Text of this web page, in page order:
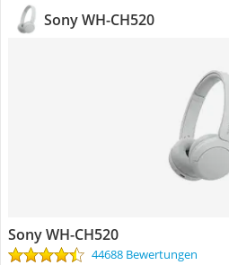
Sony WH-CH520
Sony WH-CH520
44688 Bewertungen